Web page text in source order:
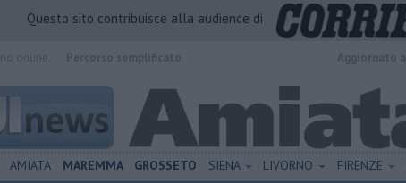
Questo sito contribuisce alla audience di
AMIATA MAREMMA GROSSETO SIENA LIVORNO FIRENZE